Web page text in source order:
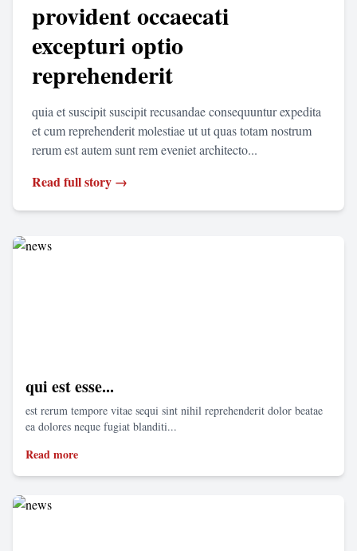
provident occaecati
excepturi optio
reprehenderit
quia et suscipit suscipit recusandae consequuntur expedita
et cum reprehenderit molestiae ut ut quas totam nostrum
rerum est autem sunt rem eveniet architecto...
Read full story →
qui est esse...
est rerum tempore vitae sequi sint nihil reprehenderit dolor beatae
ea dolores neque fugiat blanditi...
Read more